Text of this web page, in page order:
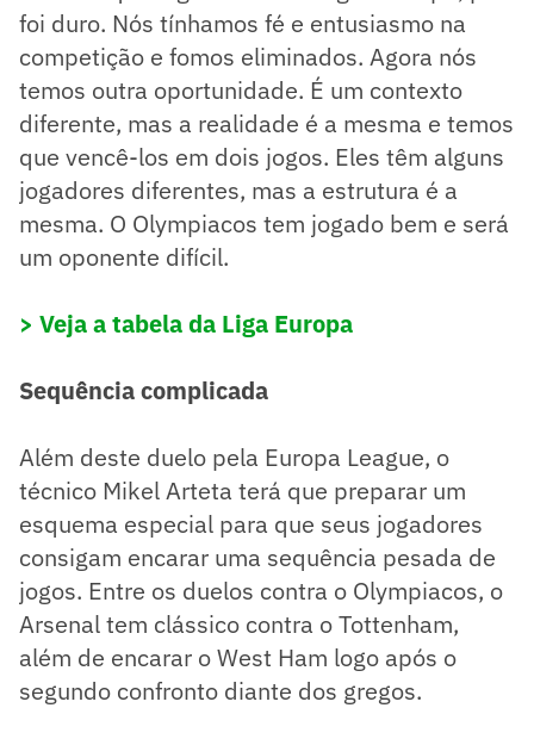
foi duro. Nós tínhamos fé e entusiasmo na
competição e fomos eliminados. Agora nós
temos outra oportunidade. É um contexto
diferente, mas a realidade é a mesma e temos
que vencê-los em dois jogos. Eles têm alguns
jogadores diferentes, mas a estrutura é a
mesma. O Olympiacos tem jogado bem e será
um oponente difícil.
> Veja a tabela da Liga Europa
Sequência complicada
Além deste duelo pela Europa League, o
técnico Mikel Arteta terá que preparar um
esquema especial para que seus jogadores
consigam encarar uma sequência pesada de
jogos. Entre os duelos contra o Olympiacos, o
Arsenal tem clássico contra o Tottenham,
além de encarar o West Ham logo após o
segundo confronto diante dos gregos.